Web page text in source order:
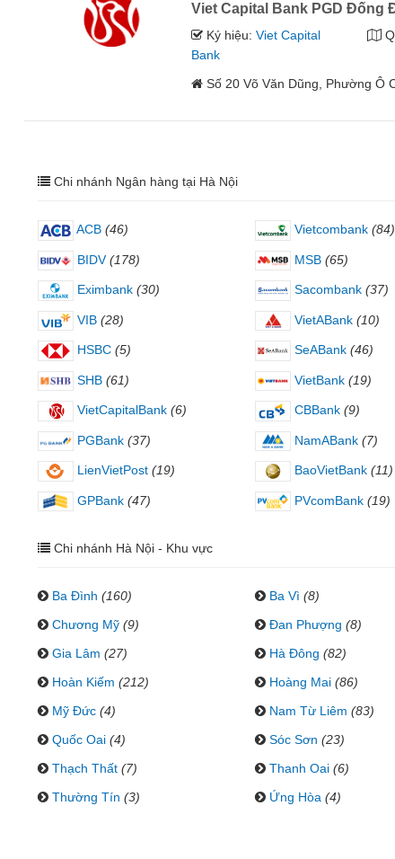
Viet Capital Bank PGD Đống
Ký hiệu:Viet Capital
Bank
Số 20 Võ Văn Dũng, Phường Ô
Chi nhánh Ngân hàng tại Hà Nội
ACB (46) Vietcombank (84)
BIDV (178) MSB (65)
Eximbank (30) Sacombank (37)
VIB (28) VietABank (10)
HSBC (5) SeABank (46)
SHB (61) VietBank (19)
VietCapitalBank (6) CBBank (9)
PGBank (37) NamABank (7)
LienVietPost (19) BaoVietBank (11)
GPBank (47) PVcomBank (19)
Chi nhánh Hà Nội - Khu vực
Ba Đình (160) Ba Vì (8)
Chương Mỹ (9) Đan Phượng (8)
Gia Lâm (27) Hà Đông (82)
Hoàn Kiếm (212) Hoàng Mai (86)
Mỹ Đức (4) Nam Từ Liêm (83)
Quốc Oai (4) Sóc Sơn (23)
Thạch Thất (7) Thanh Oai (6)
Thường Tín (3) Ứng Hòa (4)